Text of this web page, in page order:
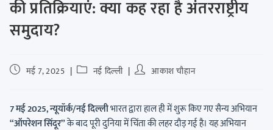
की प्रतिक्रियाएं: क्या कह रहा है अंतरराष्ट्रीय
समुदाय?
मई 7, 2025 नई दिल्ली आकाश चौहान
7 मई 2025, न्यूयॉर्क/नई दिल्लीभारत द्वारा हाल ही में शुरू किए गए सैन्य अभियान
“ऑपरेशन सिंदूर”के बाद पूरी दुनिया में चिंता की लहर दौड़ गई है। यह अभियान